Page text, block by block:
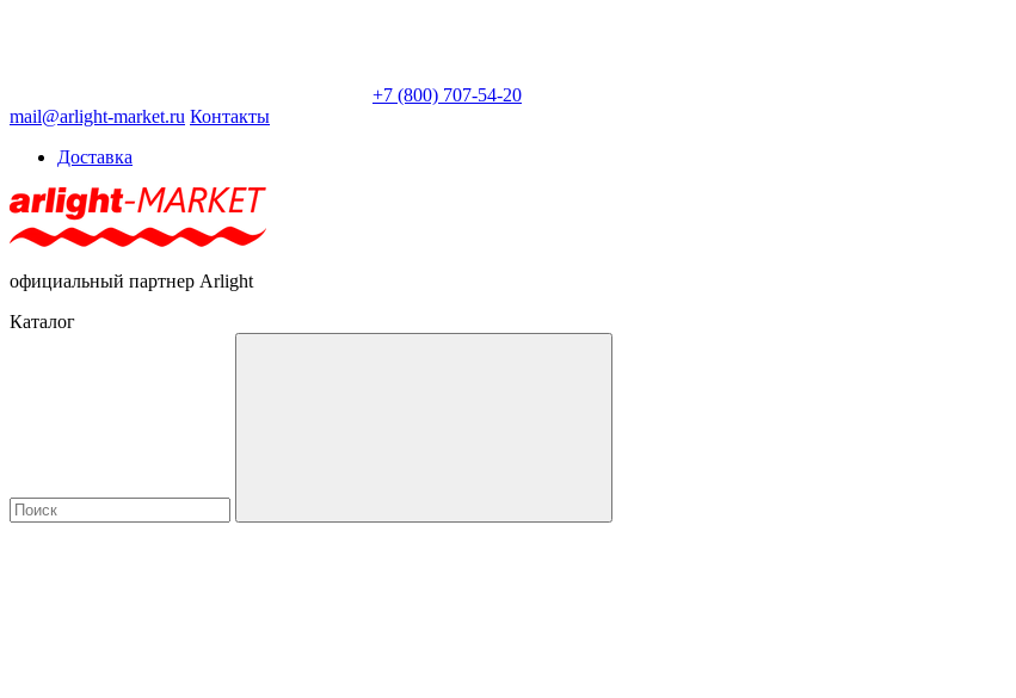
+7 (800) 707-54-20
mail@arlight-market.ru Контакты
Доставка
официальный партнер Arlight
Каталог